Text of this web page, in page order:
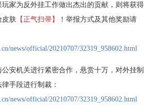
家为反外挂工作做出杰出的贡献，则将获得
皮肤【正气扫帚】
！举报方式及其他奖励请
news/official/20210707/32319_958602.html
机关进行紧密合作，悬赏十万，对外挂制
手段进行制裁：
news/official/20210707/32319_958602.html